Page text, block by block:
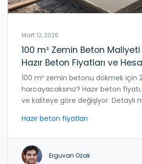
Mart 12, 2026
100 m² Zemin Beton
Hazır Beton Fiyatları ve
100 m² zemin betonu dökmek için
harcayacaksınız? Hazır beton
ve kaliteye göre değişiyor. Detaylı
Hazır beton fiyatları
Erguvan Ozak